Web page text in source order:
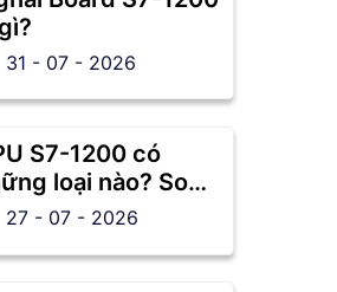
31 - 07 - 2026
S7-1200 có
loại nào? So
CPU 1211C,
27 - 07 - 2026